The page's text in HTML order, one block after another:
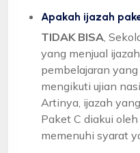
Apakah ijazah
TIDAK BISA ,
yang menjual
pembelajaran
mengikuti ujian
Artinya, ijazah
Paket C diakui
memenuhi syarat